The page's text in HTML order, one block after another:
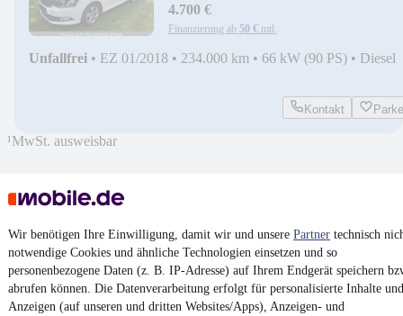
Wir benötigen Ihre Einwilligung, damit wir und unsere Partner technisch
notwendige Cookies und ähnliche Technologien einsetzen und so
personenbezogene Daten (z. B. IP-Adresse) auf Ihrem Endgerät speichern
abrufen können. Die Datenverarbeitung erfolgt für personalisierte Inhalte und
Anzeigen (auf unseren und dritten Websites/Apps), Anzeigen- und
4.700 €
Finanzierung ab 50 € mtl.
Unfallfrei • EZ 01/2018 • 234.000 km • 66 kW (90 PS) • Diesel
Kontakt
¹MwSt. ausweisbar
4.6 Sterne
Nutze mobile.de schnell und einfach
App installieren